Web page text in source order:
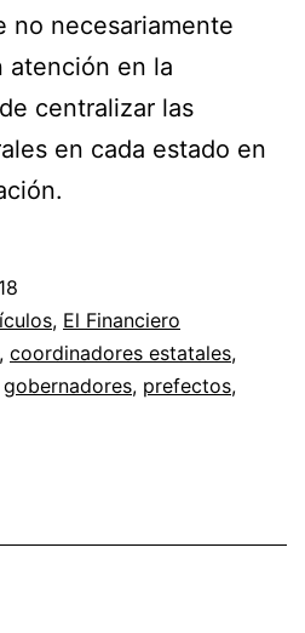
no necesariamente
atención en la
centralizar las
en cada estado en
, El Financiero
, coordinadores estatales,
gobernadores, prefectos,